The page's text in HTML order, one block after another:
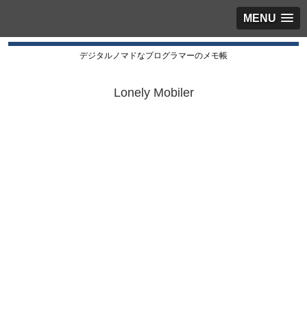
MENU
デジタルノマドなプログラマーのメモ帳
Lonely Mobiler